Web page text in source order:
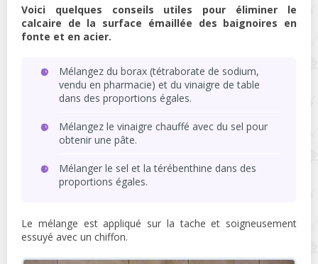
Voici quelques conseils utiles pour éliminer le
calcaire de la surface émaillée des baignoires en
fonte et en acier.
Mélangez du borax (tétraborate de sodium,
vendu en pharmacie) et du vinaigre de table
dans des proportions égales.
Mélangez le vinaigre chauffé avec du sel pour
obtenir une pâte.
Mélanger le sel et la térébenthine dans des
proportions égales.
Le mélange est appliqué sur la tache et soigneusement
essuyé avec un chiffon.